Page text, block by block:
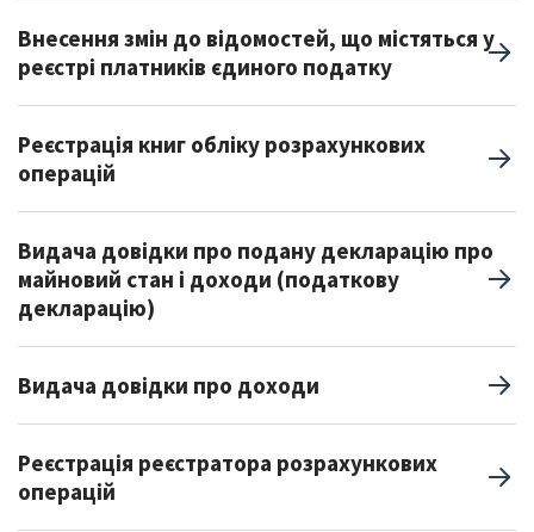
Внесення змін до відомостей, що містяться у
реєстрі платників єдиного податку
Реєстрація книг обліку розрахункових
операцій
Видача довідки про подану декларацію про
майновий стан і доходи (податкову
декларацію)
Видача довідки про доходи
Реєстрація реєстратора розрахункових
операцій